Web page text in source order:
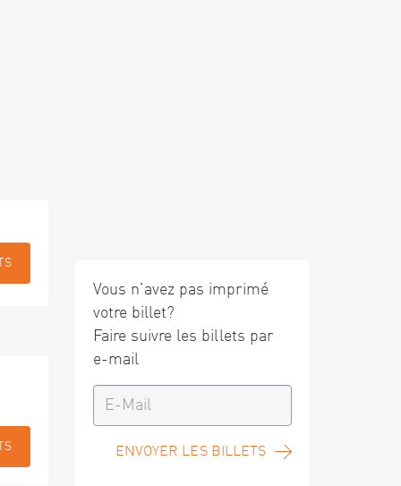
Vous n’avez pas imprimé
votre billet?
Faire suivre les billets par
e-mail
ENVOYER LES BILLETS